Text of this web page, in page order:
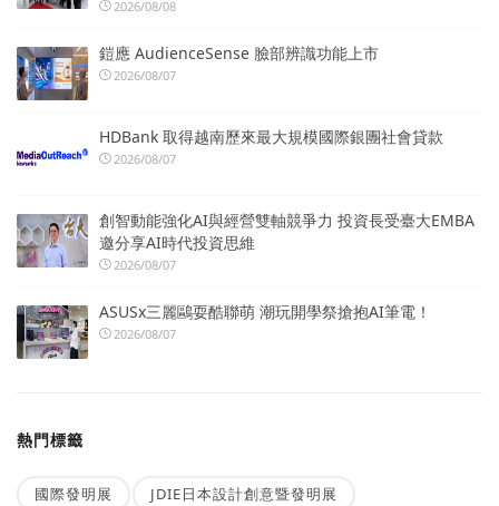
2026/08/08
鎧應 AudienceSense 臉部辨識功能上市
2026/08/07
HDBank 取得越南歷來最大規模國際銀團社會貸款
2026/08/07
創智動能強化AI與經營雙軸競爭力 投資長受臺大EMBA
邀分享AI時代投資思維
2026/08/07
ASUSx三麗鷗耍酷聯萌 潮玩開學祭搶抱AI筆電！
2026/08/07
熱門標籤
國際發明展 JDIE日本設計創意暨發明展